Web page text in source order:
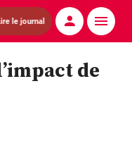
le journal
de